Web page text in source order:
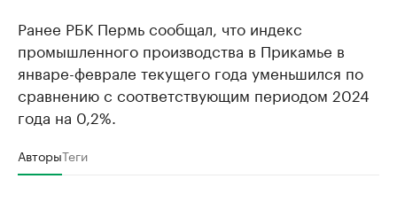
Ранее РБК Пермь сообщал, что индекс
промышленного производства в Прикамье в
январе-феврале текущего года уменьшился по
сравнению с соответствующим периодом 2024
года на 0,2%.
АвторыТеги